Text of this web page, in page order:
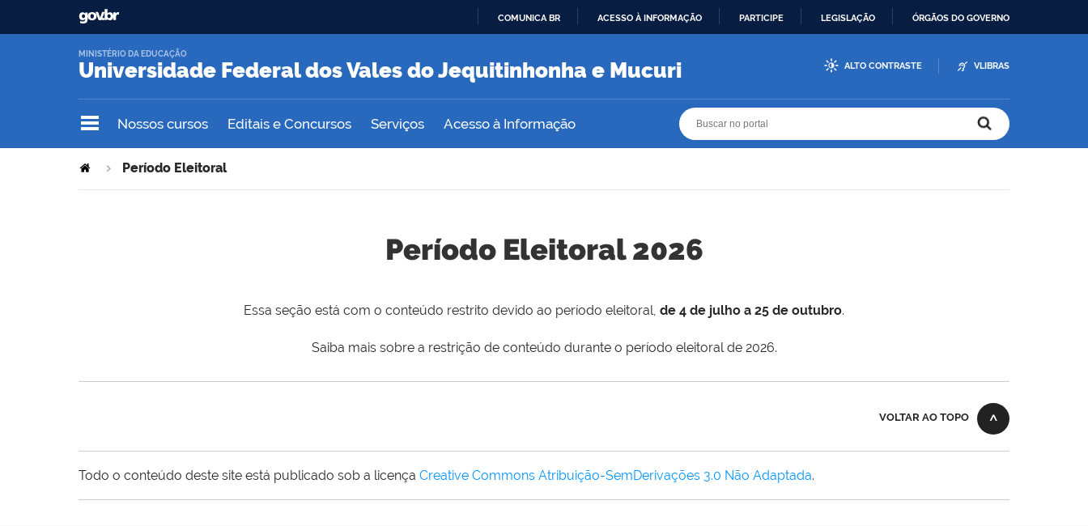
O
COMUNICA BR ACESSO À INFORMAÇÃO PARTICIPE LEGISLAÇÃO ÓRGÃOS DO GOVERNO
Universidade Federal dos Vales do Jequitinhonha e Mucuri
MINISTÉRIO DA EDUCAÇÃO
ALTO CONTRASTE VLIBRAS
Nossos cursos Editais e Concursos Serviços Acesso à Informação
Período Eleitoral
Período Eleitoral 2026
Essa seção está com o conteúdo restrito devido ao período eleitoral, de 4 de julho a 25 de outubro.
Saiba mais sobre a restrição de conteúdo durante o período eleitoral de 2026.
VOLTAR AO TOPO
Todo o conteúdo deste site está publicado sob a licença Creative Commons Atribuição-SemDerivações 3.0 Não Adaptada.